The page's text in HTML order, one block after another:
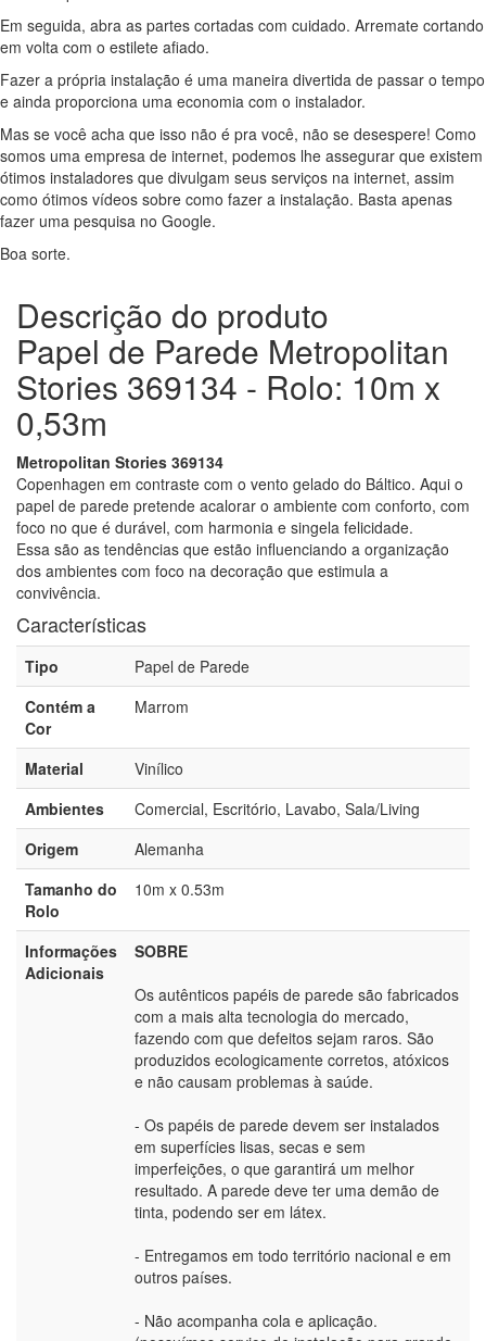
Em seguida, abra as partes cortadas com cuidado. Arremate cortando
em volta com o estilete afiado.
Fazer a própria instalação é uma maneira divertida de passar o tempo
e ainda proporciona uma economia com o instalador.
Mas se você acha que isso não é pra você, não se desespere! Como
somos uma empresa de internet, podemos lhe assegurar que existem
ótimos instaladores que divulgam seus serviços na internet, assim
como ótimos vídeos sobre como fazer a instalação. Basta apenas
fazer uma pesquisa no Google.
Boa sorte.
Descrição do produto
Papel de Parede Metropolitan
Stories 369134 - Rolo: 10m x
0,53m
Metropolitan Stories 369134
Copenhagen em contraste com o vento gelado do Báltico. Aqui o
papel de parede pretende acalorar o ambiente com conforto, com
foco no que é durável, com harmonia e singela felicidade.
Essa são as tendências que estão influenciando a organização
dos ambientes com foco na decoração que estimula a
convivência.
Características
Tipo
Papel de Parede
Contém a
Cor
Marrom
Material
Vinílico
Ambientes
Comercial, Escritório, Lavabo, Sala/Living
Origem
Alemanha
Tamanho do
Rolo
10m x 0.53m
Informações
Adicionais
SOBRE
Os autênticos papéis de parede são fabricados
com a mais alta tecnologia do mercado,
fazendo com que defeitos sejam raros. São
produzidos ecologicamente corretos, atóxicos
e não causam problemas à saúde.
- Os papéis de parede devem ser instalados
em superfícies lisas, secas e sem
imperfeições, o que garantirá um melhor
resultado. A parede deve ter uma demão de
tinta, podendo ser em látex.
- Entregamos em todo território nacional e em
outros países.
- Não acompanha cola e aplicação.